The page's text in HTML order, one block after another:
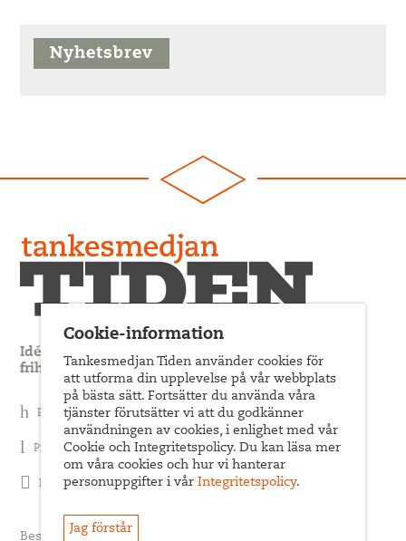
Nyhetsbrev
Idédebatt och analys som förnyar arbetarrörelsens
frihets- och jämlikhetssträvan
Prenumerera på nyhetsbrev
Prenumerera på Tiden Magasin
Följ oss på Facebook
Besöksadress: Sveavägen 68
Cookie-information
Tankesmedjan Tiden använder cookies för
att utforma din upplevelse på vår webbplats
på bästa sätt. Fortsätter du använda våra
tjänster förutsätter vi att du godkänner
användningen av cookies, i enlighet med vår
Cookie och Integritetspolicy. Du kan läsa mer
om våra cookies och hur vi hanterar
personuppgifter i vår Integritetspolicy.
Jag förstår